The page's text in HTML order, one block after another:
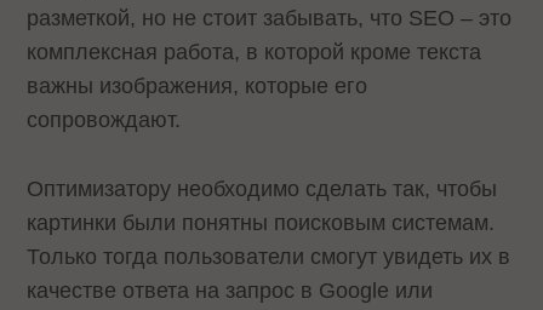
разметкой, но не стоит забывать, что SEO – это
комплексная работа, в которой кроме текста
важны изображения, которые его
сопровождают.
Оптимизатору необходимо сделать так, чтобы
картинки были понятны поисковым системам.
Только тогда пользователи смогут увидеть их в
качестве ответа на запрос в Google или